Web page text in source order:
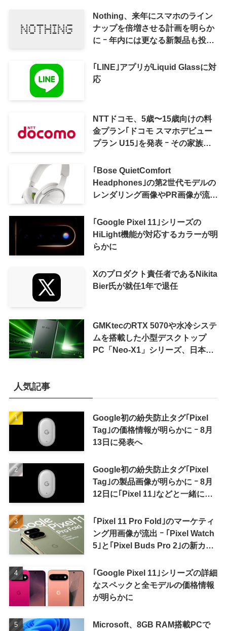
Nothing、来年にスマホのライン
ナップを倍増させる計画を明らか
に ｰ 年内には更なる新製品も投入
｢LINE｣アプリがLiquid Glassに対
応
NTTドコモ、5歳〜15歳向けの料
金プラン｢ドコモ スマホデビュー
プラン U15｣を発表 ｰ その家族が
｢Bose QuietComfort
Headphones｣の第2世代モデルの
レンダリング画像やPR画像が流出
｢Google Pixel 11｣シリーズの
HiLight機能が対応するカラーが明
らかに
Xのプロダクト責任者であるNikita
Bier氏が就任1年で退任
GMKtecのRTX 5070や水冷システ
ムを搭載した小型デスクトップ
PC「Neo-X1」シリーズ、日本で
人気記事
Google初の紛失防止タグ｢Pixel
Tag｣の価格情報が明らかに ｰ 8月
13日に発表へ
Google初の紛失防止タグ｢Pixel
Tag｣の製品画像が明らかに ｰ 8月
12日に｢Pixel 11｣などと一緒に発
｢Pixel 11 Pro Fold｣のマーケティ
ング用画像が流出 ｰ ｢Pixel Watch
5｣と｢Pixel Buds Pro 2｣の新カラ
｢Google Pixel 11｣シリーズの詳細
なスペックと全モデルの価格情報
が明らかに
Microsoft、8GB RAM搭載PCで